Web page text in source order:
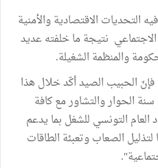
التحديات الاقتصادية والأمنية
نتيجة ما خلفته عديد
والمنظمة الشغيلة.
الحبيب الصيد أكّد خلال هذا
الحوار والتشاور مع كافة
العام التونسي للشغل بما يدعم
الصعاب وتعبئة الطاقات